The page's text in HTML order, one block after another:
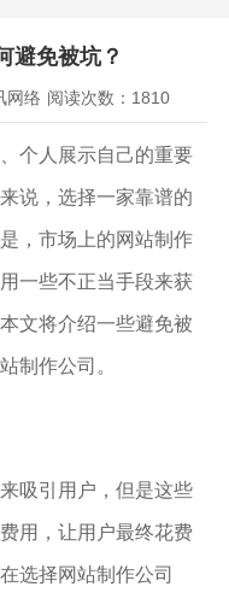
避免被坑？
网络 阅读次数：1810
个人展示自己的重要
说，选择一家靠谱的
，市场上的网站制作
一些不正当手段来获
文将介绍一些避免被
制作公司。
吸引用户，但是这些
用，让用户最终花费
选择网站制作公司